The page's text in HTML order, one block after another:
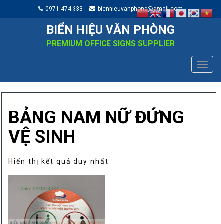
0971 474 333 bienhieuvanphong@gmail.com
BIỂN HIỆU VĂN PHÒNG
PREMIUM OFFICE SIGNS SUPPLIER
BẢNG NAM NỮ ĐỨNG
VỆ SINH
Hiển thị kết quả duy nhất